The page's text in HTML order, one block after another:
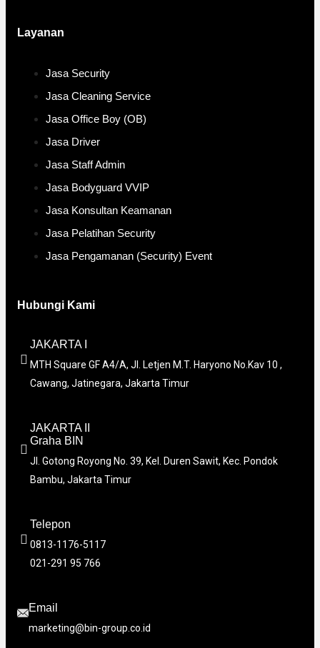
Layanan
Jasa Security
Jasa Cleaning Service
Jasa Office Boy (OB)
Jasa Driver
Jasa Staff Admin
Jasa Bodyguard VVIP
Jasa Konsultan Keamanan
Jasa Pelatihan Security
Jasa Pengamanan (Security) Event
Hubungi Kami
JAKARTA I
MTH Square GF A4/A, Jl. Letjen M.T. Haryono No.Kav 10 ,
Cawang, Jatinegara, Jakarta Timur
JAKARTA II
Graha BIN
Jl. Gotong Royong No. 39, Kel. Duren Sawit, Kec. Pondok
Bambu, Jakarta Timur
Telepon
0813-1176-5117
021-291 95 766
Email
marketing@bin-group.co.id